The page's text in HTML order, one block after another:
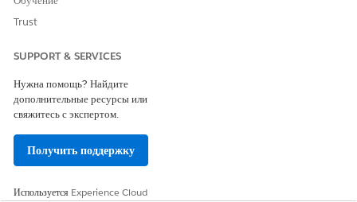
Trust
SUPPORT & SERVICES
Нужна помощь? Найдите
дополнительные ресурсы или
свяжитесь с экспертом.
Получить поддержку
Используется Experience Cloud